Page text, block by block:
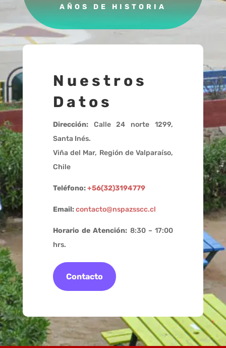
AÑOS DE HISTORIA
Nuestros
Datos
Dirección:Calle 24 norte 1299,
Santa Inés.
Viña del Mar, Región de Valparaíso,
Chile
Teléfono:+56(32)3194779
Email:contacto@nspazsscc.cl
Horario de Atención: 8:30 – 17:00
hrs.
Contacto